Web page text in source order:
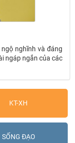
nghĩnh và đáng
ngáp ngắn của các
KT-XH
SỐNG ĐẠO